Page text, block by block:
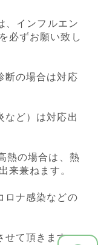
、インフルエン
必ずお願い致し
断の場合は対応
など）は対応出
熱の場合は、熱
来兼ねます。
ロナ感染などの
せて頂きます。